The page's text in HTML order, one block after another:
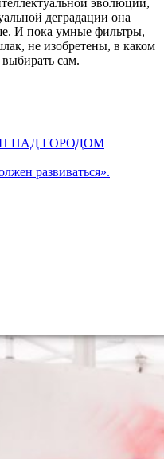
деградации она
И пока умные фильтры,
не изобретены, в каком
сам.
НАД ГОРОДОМ
развиваться».